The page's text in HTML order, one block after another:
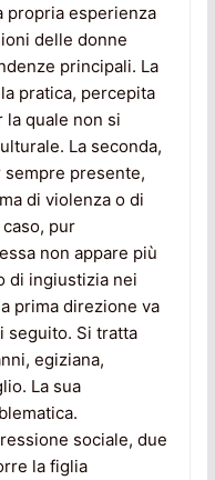
propria esperienza
delle donne
principali. La
pratica, percepita
quale non si
La seconda,
sempre presente,
di violenza o di
pur
non appare più
di ingiustizia nei
prima direzione va
seguito. Si tratta
egiziana,
La sua
sociale, due
la figlia